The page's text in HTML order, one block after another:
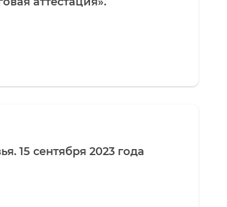
15 сентября 2023 года